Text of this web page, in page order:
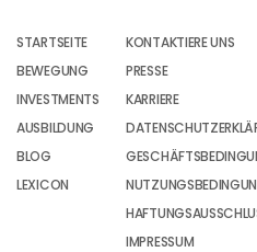
STARTSEITE
BEWEGUNG
INVESTMENTS
AUSBILDUNG
BLOG
LEXICON
KONTAKTIERE UNS
PRESSE
KARRIERE
IMPRESSUM